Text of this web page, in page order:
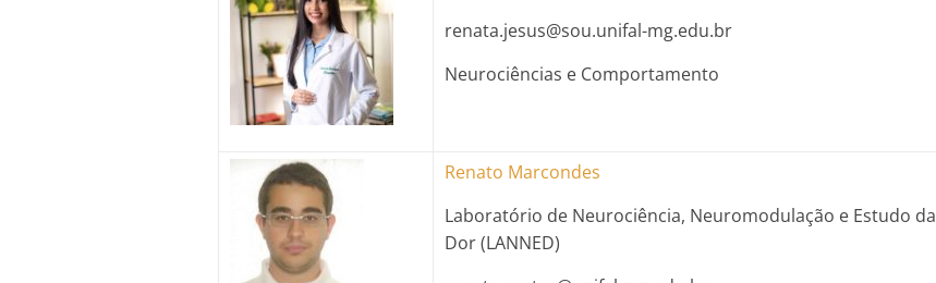
renata.jesus@sou.unifal-mg.edu.br
Neurociências e Comportamento
Renato Marcondes
Laboratório de Neurociência, Neuromodulação e Estudo da
Dor (LANNED)